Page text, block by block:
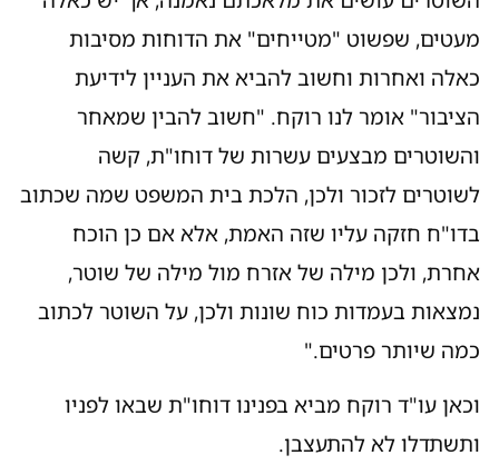
מעטים, שפשוט "מטייחים" את הדוחות מסיבות
כאלה ואחרות וחשוב להביא את העניין לידיעת
הציבור" אומר לנו רוקח. "חשוב להבין שמאחר
והשוטרים מבצעים עשרות של דוחו"ת, קשה
לשוטרים לזכור ולכן, הלכת בית המשפט שמה שכתוב
בדו"ח חזקה עליו שזה האמת, אלא אם כן הוכח
אחרת, ולכן מילה של אזרח מול מילה של שוטר,
נמצאות בעמדות כוח שונות ולכן, על השוטר לכתוב
כמה שיותר פרטים."
וכאן עו"ד רוקח מביא בפנינו דוחו"ת שבאו לפניו
ותשתדלו לא להתעצבן.